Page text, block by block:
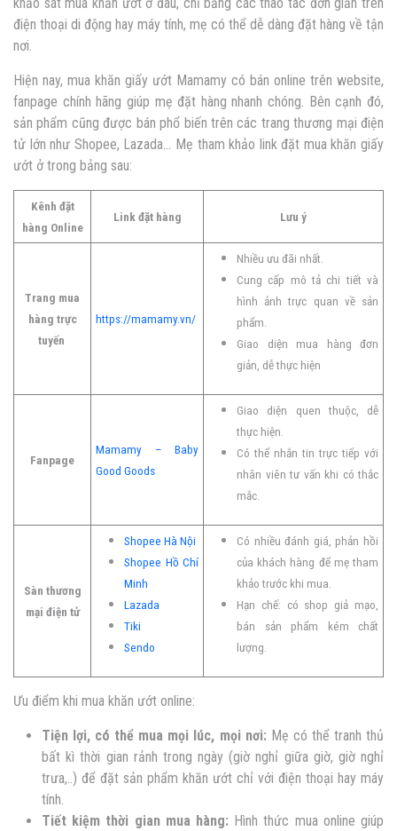
điện thoại di động hay máy tính, mẹ có thể dễ dàng đặt hàng về tận
nơi.
Hiện nay, mua khăn giấy ướt Mamamy có bán online trên website,
fanpage chính hãng giúp mẹ đặt hàng nhanh chóng. Bên cạnh đó,
sản phẩm cũng được bán phổ biến trên các trang thương mại điện
tử lớn như Shopee, Lazada… Mẹ tham khảo link đặt mua khăn giấy
ướt ở trong bảng sau:
Kênh đặt
hàng Online
Link đặt hàng Lưu ý
Trang mua
hàng trực
tuyến
https://mamamy.vn/
Nhiều ưu đãi nhất.
Cung cấp mô tả chi tiết và
hình ảnh trực quan về sản
phẩm.
Giao diện mua hàng đơn
giản, dễ thực hiện
Fanpage
Mamamy – Baby
Good Goods
Giao diện quen thuộc, dễ
thực hiện.
Có thể nhắn tin trực tiếp với
nhân viên tư vấn khi có thắc
mắc.
Sàn thương
mại điện tử
Shopee Hà Nội
Shopee Hồ Chí
Minh
Lazada
Tiki
Sendo
Có nhiều đánh giá, phản hồi
của khách hàng để mẹ tham
khảo trước khi mua.
Hạn chế: có shop giả mạo,
bán sản phẩm kém chất
lượng.
Ưu điểm khi mua khăn ướt online:
Tiện lợi, có thể mua mọi lúc, mọi nơi: Mẹ có thể tranh thủ
bất kì thời gian rảnh trong ngày (giờ nghỉ giữa giờ, giờ nghỉ
trưa,..) để đặt sản phẩm khăn ướt chỉ với điện thoại hay máy
tính.
Tiết kiệm thời gian mua hàng: Hình thức mua online giúp